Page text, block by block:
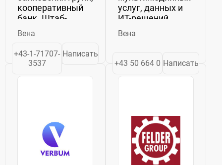
кооперативный
банк. Штаб-
квартира
находится в Вене.
Вена
+43-1-71707-
3537
Написать
услуг, данных и
ИТ-решений,
мобильных
платёжных
квартира
находится в Вене.
компаниями в
семи
европейских...
Вена
+43 50 664 0 Написать